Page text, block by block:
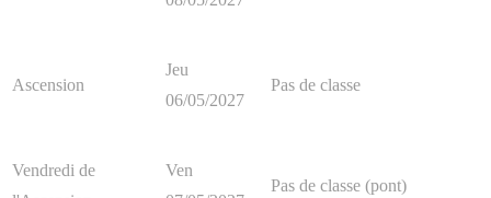
Ascension
Jeu
06/05/2027
Pas de classe
Vendredi de
Ven
Pas de classe (pont)